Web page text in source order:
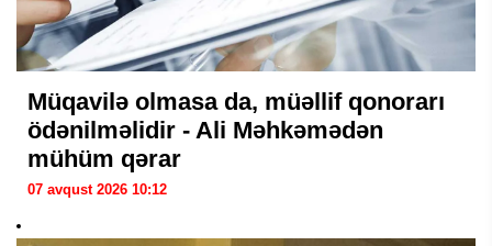
Müqavilə olmasa da, müəllif qonorarı
ödənilməlidir - Ali Məhkəmədən
mühüm qərar
07 avqust 2026 10:12